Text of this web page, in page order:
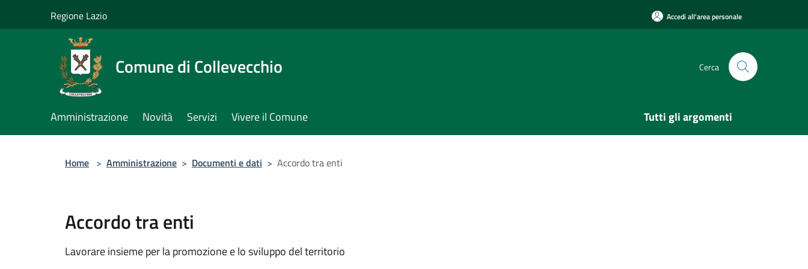
Regione Lazio Accedi all'area personale
Comune di Collevecchio Cerca
Amministrazione Novità Servizi Vivere il Comune Tutti gli argomenti
Home > Amministrazione > Documenti e dati > Accordo tra enti
Accordo tra enti
Lavorare insieme per la promozione e lo sviluppo del territorio